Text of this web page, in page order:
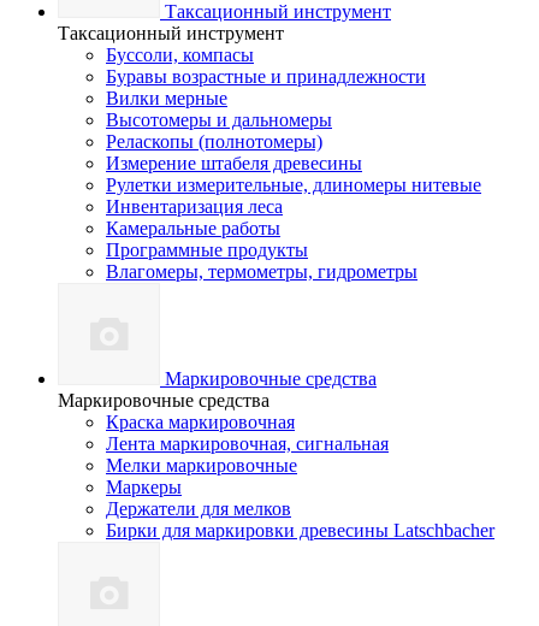
Таксационный инструмент
Таксационный инструмент
Буссоли, компасы
Буравы возрастные и принадлежности
Вилки мерные
Высотомеры и дальномеры
Реласкопы (полнотомеры)
Измерение штабеля древесины
Рулетки измерительные, длиномеры нитевые
Инвентаризация леса
Камеральные работы
Программные продукты
Влагомеры, термометры, гидрометры
Маркировочные средства
Маркировочные средства
Краска маркировочная
Лента маркировочная, сигнальная
Мелки маркировочные
Маркеры
Держатели для мелков
Бирки для маркировки древесины Latschbacher